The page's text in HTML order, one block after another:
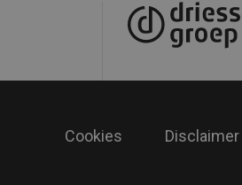
Cookies Disclaimer